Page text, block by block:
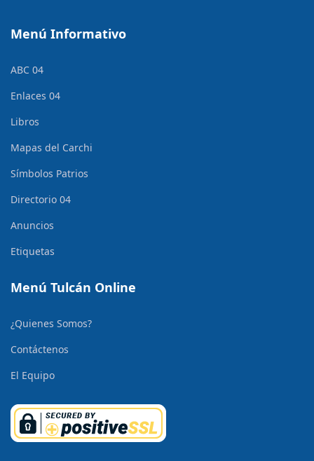
Menú Informativo
ABC 04
Enlaces 04
Libros
Mapas del Carchi
Símbolos Patrios
Directorio 04
Anuncios
Etiquetas
Menú Tulcán Online
¿Quienes Somos?
Contáctenos
El Equipo